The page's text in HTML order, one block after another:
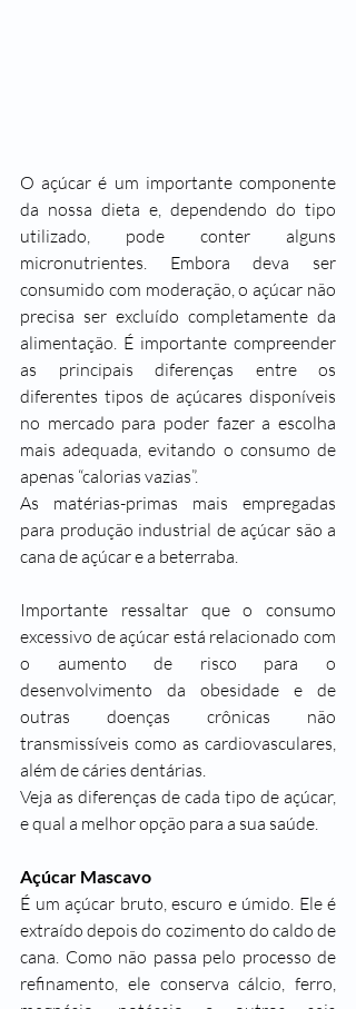
O açúcar é um importante componente
da nossa dieta e, dependendo do tipo
utilizado, pode conter alguns
micronutrientes. Embora deva ser
consumido com moderação, o açúcar não
precisa ser excluído completamente da
alimentação. É importante compreender
as principais diferenças entre os
diferentes tipos de açúcares disponíveis
no mercado para poder fazer a escolha
mais adequada, evitando o consumo de
apenas “calorias vazias”.
As matérias-primas mais empregadas
para produção industrial de açúcar são a
cana de açúcar e a beterraba.
Importante ressaltar que o consumo
excessivo de açúcar está relacionado com
o aumento de risco para o
desenvolvimento da obesidade e de
outras doenças crônicas não
transmissíveis como as cardiovasculares,
além de cáries dentárias.
Veja as diferenças de cada tipo de açúcar,
e qual a melhor opção para a sua saúde.
Açúcar Mascavo
É um açúcar bruto, escuro e úmido. Ele é
extraído depois do cozimento do caldo de
cana. Como não passa pelo processo de
refinamento, ele conserva cálcio, ferro,